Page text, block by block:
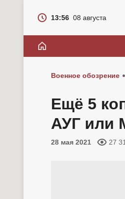
13:56 08 августа
Военное обозрение
Ещё 5
АУГ или
28 мая 2021 27